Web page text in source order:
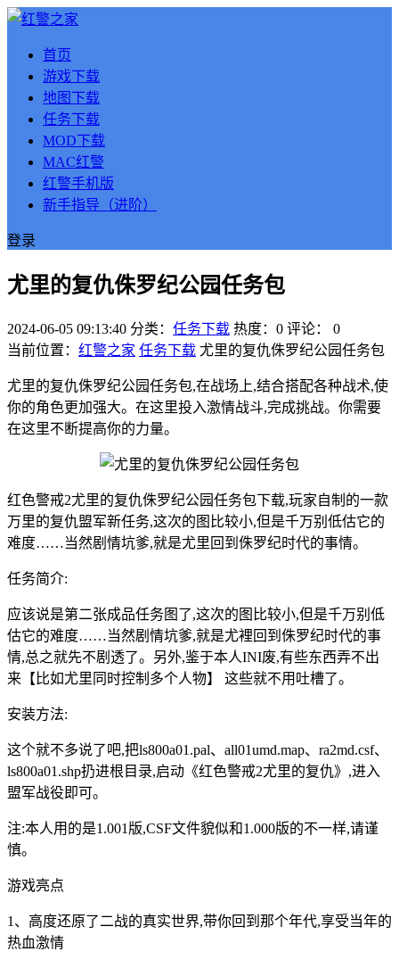
首页
游戏下载
地图下载
任务下载
MOD下载
MAC红警
红警手机版
新手指导（进阶）
登录
尤里的复仇侏罗纪公园任务包
2024-06-05 09:13:40 分类： 任务下载 热度：0 评论：
0
当前位置： 红警之家 任务下载 尤里的复仇侏罗纪公园任务包
尤里的复仇侏罗纪公园任务包,在战场上,结合搭配各种战术,使
你的角色更加强大。在这里投入激情战斗,完成挑战。你需要
在这里不断提高你的力量。
红色警戒2尤里的复仇侏罗纪公园任务包下载,玩家自制的一款
万里的复仇盟军新任务,这次的图比较小,但是千万别低估它的
难度……当然剧情坑爹,就是尤里回到侏罗纪时代的事情。
任务简介:
应该说是第二张成品任务图了,这次的图比较小,但是千万别低
估它的难度……当然剧情坑爹,就是尤裡回到侏罗纪时代的事
情,总之就先不剧透了。另外,鉴于本人INI废,有些东西弄不出
来【比如尤里同时控制多个人物】 这些就不用吐槽了。
安装方法:
这个就不多说了吧,把ls800a01.pal、all01umd.map、ra2md.csf、
ls800a01.shp扔进根目录,启动《红色警戒2尤里的复仇》,进入
盟军战役即可。
注:本人用的是1.001版,CSF文件貌似和1.000版的不一样,请谨
慎。
游戏亮点
1、高度还原了二战的真实世界,带你回到那个年代,享受当年的
热血激情